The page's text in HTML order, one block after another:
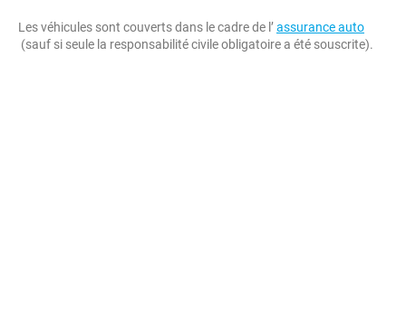
Les véhicules sont couverts dans le cadre de l’assurance auto
(sauf si seule la responsabilité civile obligatoire a été souscrite).